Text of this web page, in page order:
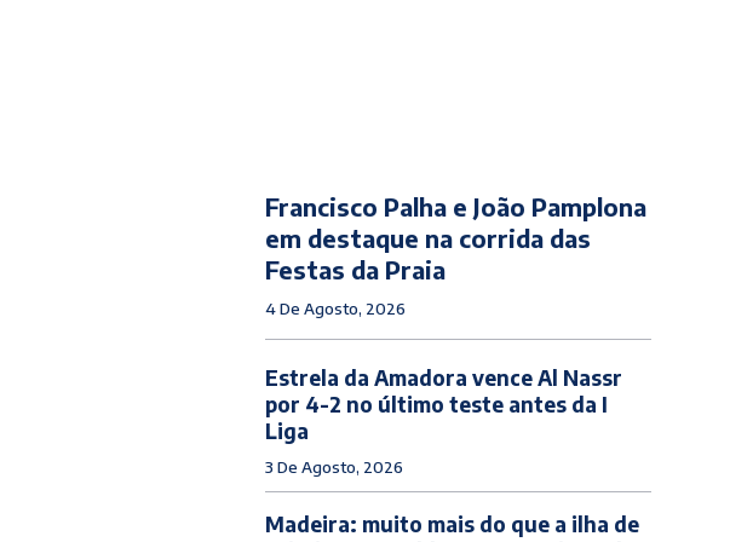
Francisco Palha e João Pamplona
em destaque na corrida das
Festas da Praia
4 De Agosto, 2026
Estrela da Amadora vence Al Nassr
por 4-2 no último teste antes da I
Liga
3 De Agosto, 2026
Madeira: muito mais do que a ilha de